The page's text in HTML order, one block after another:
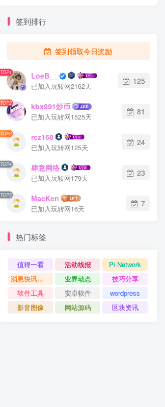
签到排行
签到领取今日奖励
TOP1 LoeB__
已加入玩转网2162天
125
TOP2 kbx991炒币
已加入玩转网1525天
81
TOP3 rcz168
已加入玩转网125天
24
TOP4 肆意网络
已加入玩转网179天
23
TOP5 MacKen
已加入玩转网16天
7
热门标签
值得一看 活动线报
Pi Network
消息快讯查看更多 》》
业界动态
技巧分享
软件工具
安卓软件
wordpress
影音图像
网站源码 区块资讯